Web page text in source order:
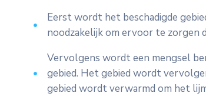
Eerst wordt het beschadigde
noodzakelijk om ervoor te zorgen
Vervolgens wordt een mengsel
gebied. Het gebied wordt
gebied wordt verwarmd om het